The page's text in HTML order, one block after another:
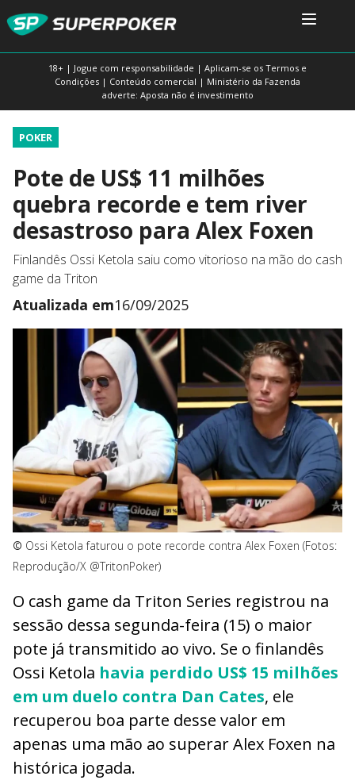
18+ | Jogue com responsabilidade | Aplicam-se os Termos e
Condições | Conteúdo comercial | Ministério da Fazenda
adverte: Aposta não é investimento
POKER
Pote de US$ 11 milhões
quebra recorde e tem river
desastroso para Alex Foxen
Finlandês Ossi Ketola saiu como vitorioso na mão do cash
game da Triton
Atualizada em16/09/2025
© Ossi Ketola faturou o pote recorde contra Alex Foxen (Fotos:
Reprodução/X @TritonPoker)
O cash game da Triton Series registrou na
sessão dessa segunda-feira (15) o maior
pote já transmitido ao vivo. Se o finlandês
Ossi Ketola havia perdido US$ 15 milhões
em um duelo contra Dan Cates, ele
recuperou boa parte desse valor em
apenas uma mão ao superar Alex Foxen na
histórica jogada.